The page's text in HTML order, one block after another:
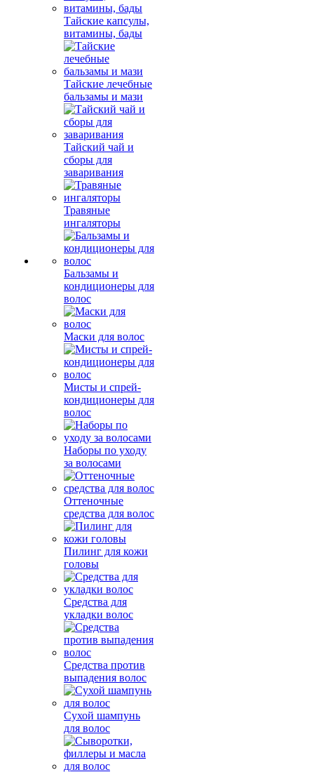
Тайские капсулы,
витамины, бады
Тайские лечебные
бальзамы и мази
Тайский чай и
сборы для
заваривания
Травяные
ингаляторы
Бальзамы и
кондиционеры для
волос
Маски для волос
Мисты и спрей-
кондиционеры для
волос
Наборы по уходу
за волосами
Оттеночные
средства для волос
Пилинг для кожи
головы
Средства для
укладки волос
Средства против
выпадения волос
Сухой шампунь
для волос